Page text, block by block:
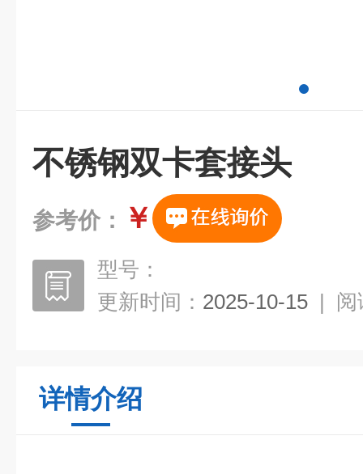
不锈钢双卡套接头
参考价： ￥
型号：
更新时间： 2025-10-15 | 阅
详情介绍